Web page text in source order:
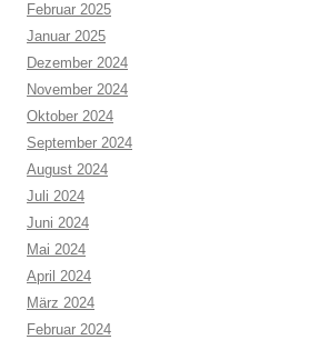
Februar 2025
Januar 2025
Dezember 2024
November 2024
Oktober 2024
September 2024
August 2024
Juli 2024
Juni 2024
Mai 2024
April 2024
März 2024
Februar 2024